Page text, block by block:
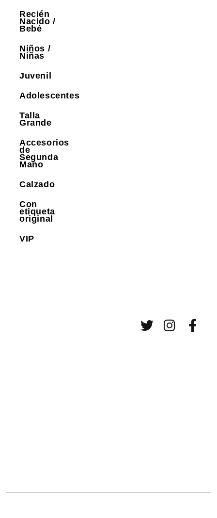
Recién
Nacido /
Bebé
Niños /
Niñas
Juvenil
Adolescentes
Talla
Grande
Accesorios
de
Segunda
Mano
Calzado
Con
etiqueta
original
VIP